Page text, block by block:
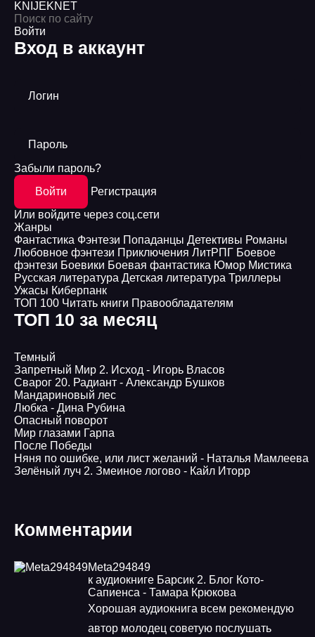
KNIJEKNET
Войти
Вход в аккаунт
Логин
Пароль
Забыли пароль?
Войти
Регистрация
Или войдите через соц.сети
Жанры
Фантастика Фэнтези Попаданцы Детективы Романы
Любовное фэнтези Приключения ЛитРПГ Боевое
фэнтези Боевики Боевая фантастика Юмор Мистика
Русская литература Детская литература Триллеры
Ужасы Киберпанк
ТОП 100 Читать книги Правообладателям
ТОП 10 за месяц
Темный
Запретный Мир 2. Исход - Игорь Власов
Сварог 20. Радиант - Александр Бушков
Мандариновый лес
Любка - Дина Рубина
Опасный поворот
Мир глазами Гарпа
После Победы
Няня по ошибке, или лист желаний - Наталья Мамлеева
Зелёный луч 2. Змеиное логово - Кайл Иторр
Комментарии
Meta294849
к аудиокниге Барсик 2. Блог Кото-
Сапиенса - Тамара Крюкова
Хорошая аудиокнига всем рекомендую
автор молодец советую послушать